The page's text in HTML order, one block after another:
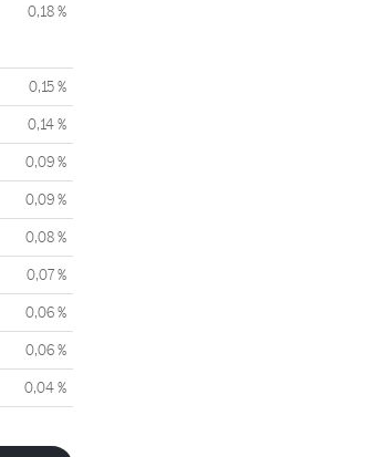
0,18 %
0,15 %
0,14 %
0,09 %
0,09 %
0,08 %
0,07 %
0,06 %
0,06 %
0,04 %